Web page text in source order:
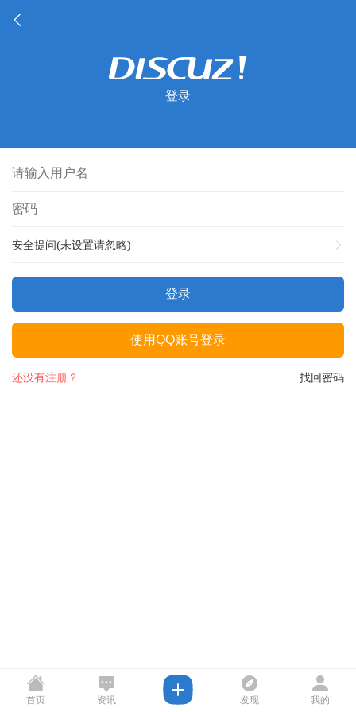
登录
安全提问(未设置请忽略)
登录
使用QQ账号登录
找回密码
还没有注册？
首页 资讯 发现 我的